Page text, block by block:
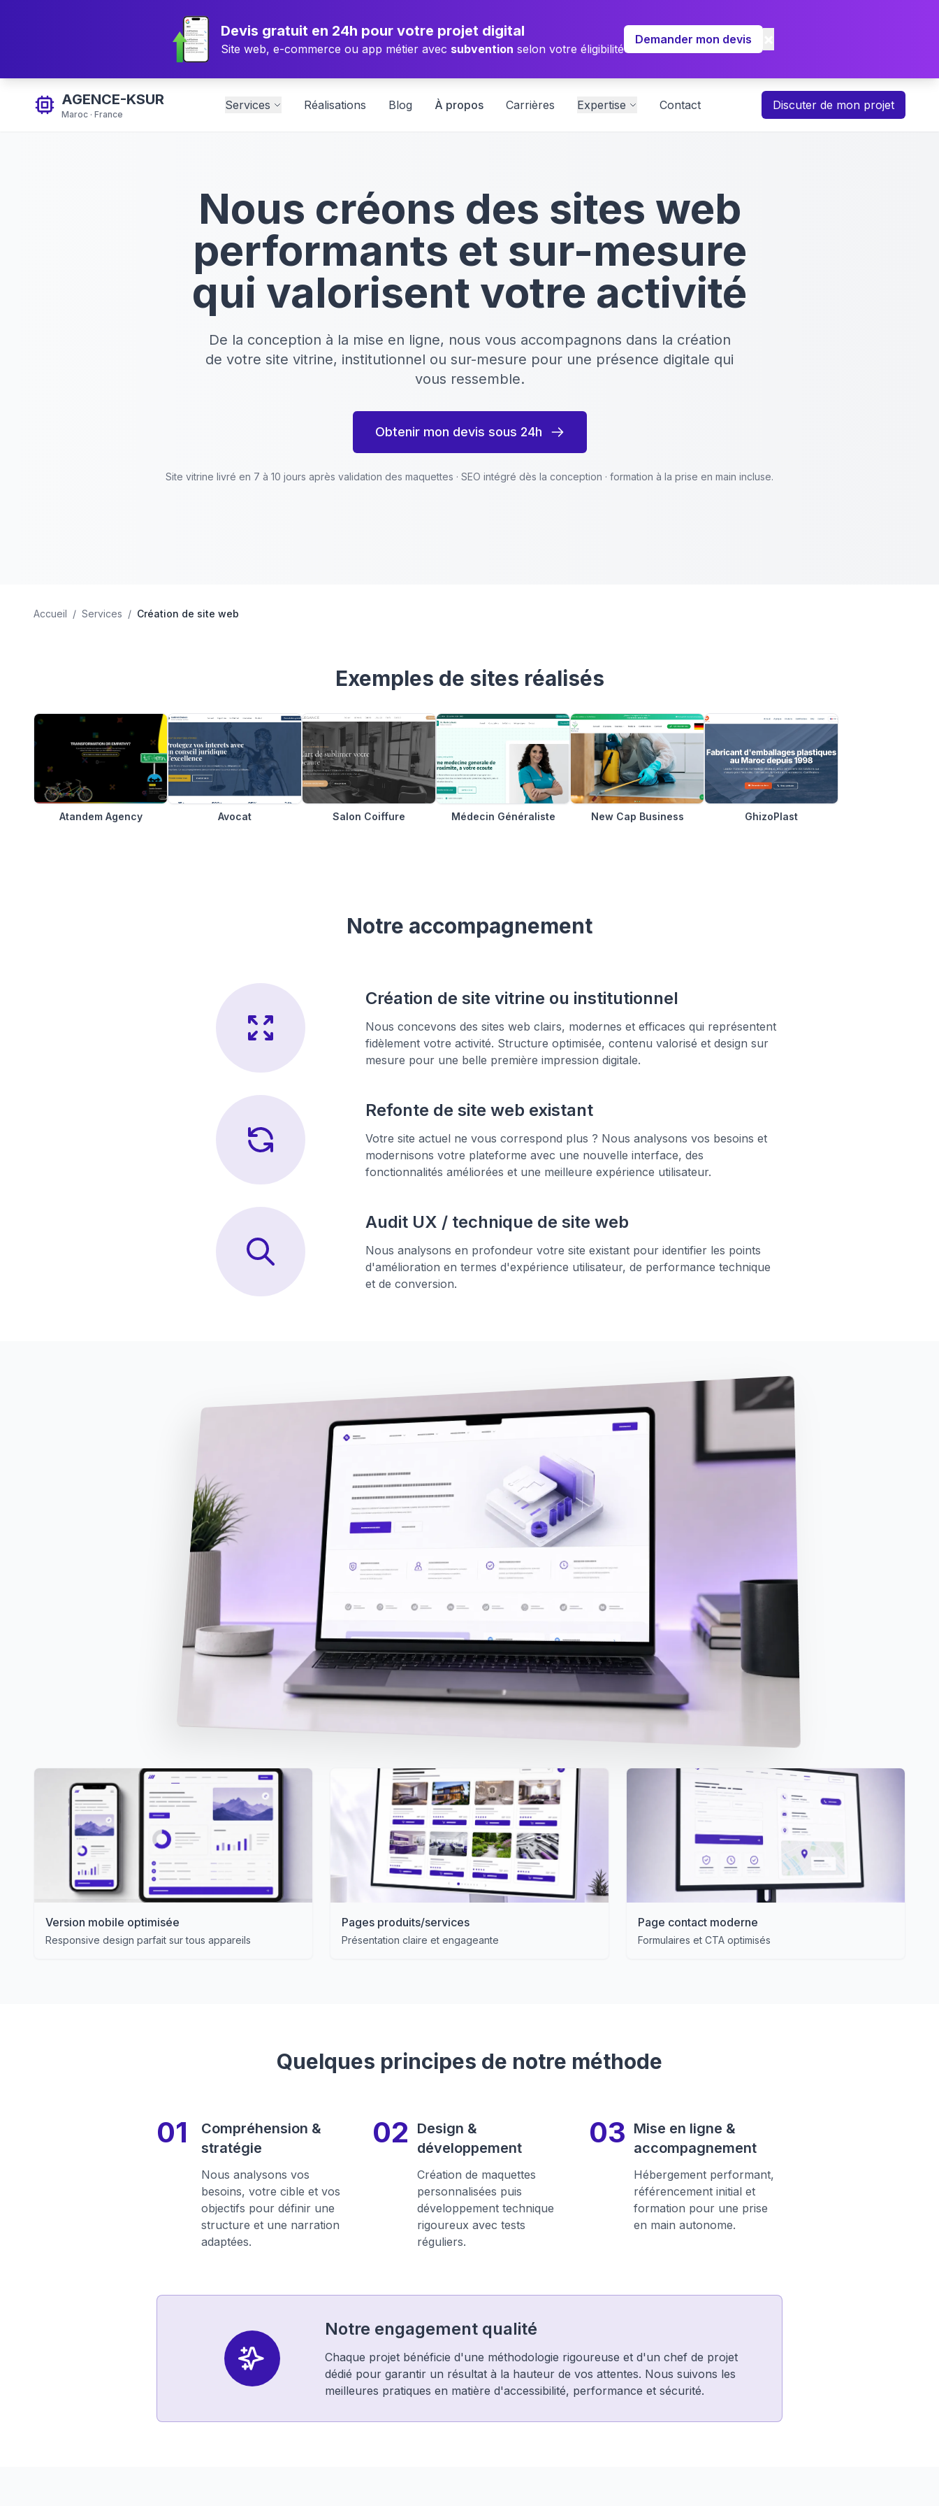
Devis gratuit en 24h pour votre projet digital
Site web, e-commerce ou app métier avec subvention selon votre éligibilité
Demander mon devis
AGENCE-KSUR
Maroc · France
Services Réalisations Blog À propos Carrières Expertise Contact Discuter de mon projet
Nous créons des sites web
performants et sur-mesure
qui valorisent votre activité
De la conception à la mise en ligne, nous vous accompagnons dans la création
de votre site vitrine, institutionnel ou sur-mesure pour une présence digitale qui
vous ressemble.
Obtenir mon devis sous 24h
Site vitrine livré en 7 à 10 jours après validation des maquettes · SEO intégré dès la conception · formation à la prise en main incluse.
Accueil / Services / Création de site web
Exemples de sites réalisés
Atandem Agency Avocat Salon Coiffure Médecin Généraliste New Cap Business GhizoPlast
Notre accompagnement
Création de site vitrine ou institutionnel
Nous concevons des sites web clairs, modernes et efficaces qui représentent
fidèlement votre activité. Structure optimisée, contenu valorisé et design sur
mesure pour une belle première impression digitale.
Refonte de site web existant
Votre site actuel ne vous correspond plus ? Nous analysons vos besoins et
modernisons votre plateforme avec une nouvelle interface, des
fonctionnalités améliorées et une meilleure expérience utilisateur.
Audit UX / technique de site web
Nous analysons en profondeur votre site existant pour identifier les points
d'amélioration en termes d'expérience utilisateur, de performance technique
et de conversion.
Version mobile optimisée
Responsive design parfait sur tous appareils
Pages produits/services
Présentation claire et engageante
Page contact moderne
Formulaires et CTA optimisés
Quelques principes de notre méthode
Compréhension &
stratégie
Nous analysons vos
besoins, votre cible et vos
objectifs pour définir une
structure et une narration
adaptées.
Design &
développement
Création de maquettes
personnalisées puis
développement technique
rigoureux avec tests
réguliers.
Mise en ligne &
accompagnement
Hébergement performant,
référencement initial et
formation pour une prise
en main autonome.
Notre engagement qualité
Chaque projet bénéficie d'une méthodologie rigoureuse et d'un chef de projet
dédié pour garantir un résultat à la hauteur de vos attentes. Nous suivons les
meilleures pratiques en matière d'accessibilité, performance et sécurité.